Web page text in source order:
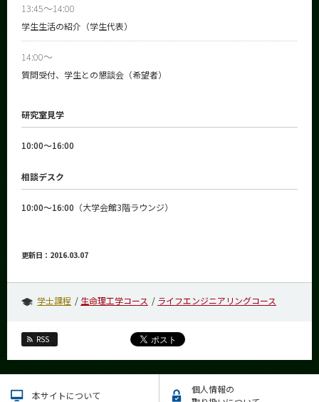
13:45～14:00
学生生活の紹介（学生代表）
14:00～
質問受付、学生との懇談会（希望者）
研究室見学
10:00～16:00
相談デスク
10:00～16:00 （大学会館3階ラウンジ）
更新日：2016.03.07
学士課程 生命理工学コース ライフエンジニアリングコース
RSS
本サイトについて
個人情報の